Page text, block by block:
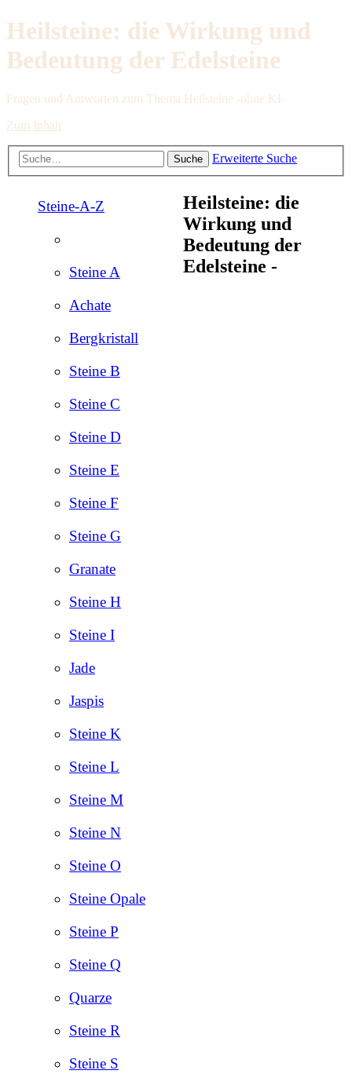
Heilsteine: die Wirkung und
Bedeutung der Edelsteine
Fragen und Antworten zum Thema Heilsteine -ohne KI-
Zum Inhalt
Suche Erweiterte Suche
Steine-A-Z
Steine A
Achate
Bergkristall
Steine B
Steine C
Steine D
Steine E
Steine F
Steine G
Granate
Steine H
Steine I
Jade
Jaspis
Steine K
Steine L
Steine M
Steine N
Steine O
Steine Opale
Steine P
Steine Q
Quarze
Steine R
Steine S
Heilsteine: die
Wirkung und
Bedeutung der
Edelsteine -